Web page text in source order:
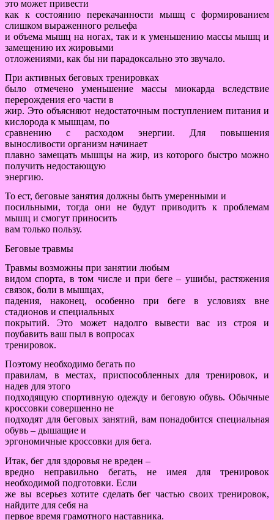
это может привести
как к состоянию перекачанности мышц с формированием
слишком выраженного рельефа
и объема мышц на ногах, так и к уменьшению массы мышц и
замещению их жировыми
отложениями, как бы ни парадоксально это звучало.
При активных беговых тренировках
было отмечено уменьшение массы миокарда вследствие
перерождения его части в
жир. Это объясняют недостаточным поступлением питания и
кислорода к мышцам, по
сравнению с расходом энергии. Для повышения
выносливости организм начинает
плавно замещать мышцы на жир, из которого быстро можно
получить недостающую
энергию.
То ест, беговые занятия должны быть умеренными и
посильными, тогда они не будут приводить к проблемам
мышц и смогут приносить
вам только пользу.
Беговые травмы
Травмы возможны при занятии любым
видом спорта, в том числе и при беге – ушибы, растяжения
связок, боли в мышцах,
падения, наконец, особенно при беге в условиях вне
стадионов и специальных
покрытий. Это может надолго вывести вас из строя и
поубавить ваш пыл в вопросах
тренировок.
Поэтому необходимо бегать по
правилам, в местах, приспособленных для тренировок, и
надев для этого
подходящую спортивную одежду и беговую обувь. Обычные
кроссовки совершенно не
подходят для беговых занятий, вам понадобится специальная
обувь – дышащие и
эргономичные кроссовки для бега.
Итак, бег для здоровья не вреден –
вредно неправильно бегать, не имея для тренировок
необходимой подготовки. Если
же вы всерьез хотите сделать бег частью своих тренировок,
найдите для себя на
первое время грамотного наставника.